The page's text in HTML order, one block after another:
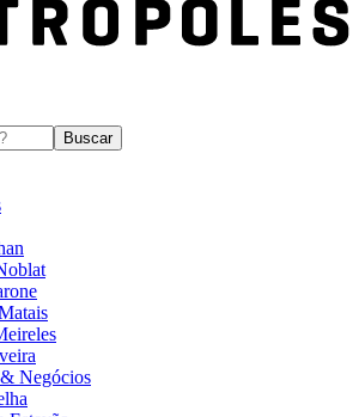
Buscar
Negócios